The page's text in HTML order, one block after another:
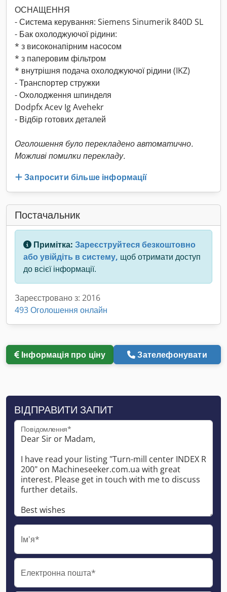
ОСНАЩЕННЯ
- Система керування: Siemens Sinumerik 840D SL
- Бак охолоджуючої рідини:
* з високонапірним насосом
* з паперовим фільтром
* внутрішня подача охолоджуючої рідини (IKZ)
- Транспортер стружки
- Охолодження шпинделя
Dodpfx Acev Ig Avehekr
- Відбір готових деталей
Оголошення було перекладено автоматично.
Можливі помилки перекладу.
Запросити більше інформації
Постачальник
Примітка: Зареєструйтеся безкоштовно
або увійдіть в систему, щоб отримати доступ
до всієї інформації.
Зареєстровано з: 2016
493 Оголошення онлайн
Інформація про ціну Зателефонувати
ВІДПРАВИТИ ЗАПИТ
Повідомлення*
Ім'я*
Електронна пошта*